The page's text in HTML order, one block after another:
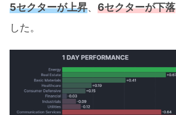
5セクターが上昇、 6セクターが下落
した。